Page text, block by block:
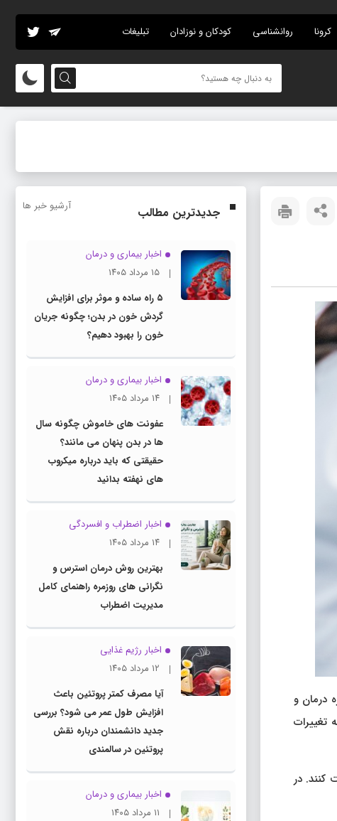
کرونا روانشناسی کودکان و نوزادان تبلیغات
درمان و
تغییرات
کنند. در
جدیدترین مطالب آرشیو خبر ها
اخبار بیماری و درمان
۱۵ مرداد ۱۴۰۵
۵ راه ساده و موثر برای افزایش
گردش خون در بدن؛ چگونه جریان
خون را بهبود دهیم؟
اخبار بیماری و درمان
۱۴ مرداد ۱۴۰۵
عفونت های خاموش چگونه سال
ها در بدن پنهان می مانند؟
حقیقتی که باید درباره میکروب
های نهفته بدانید
اخبار اضطراب و افسردگی
۱۴ مرداد ۱۴۰۵
بهترین روش درمان استرس و
نگرانی های روزمره راهنمای کامل
مدیریت اضطراب
اخبار رژیم غذایی
۱۲ مرداد ۱۴۰۵
آیا مصرف کمتر پروتئین باعث
افزایش طول عمر می شود؟ بررسی
جدید دانشمندان درباره نقش
پروتئین در سالمندی
اخبار بیماری و درمان
۱۱ مرداد ۱۴۰۵